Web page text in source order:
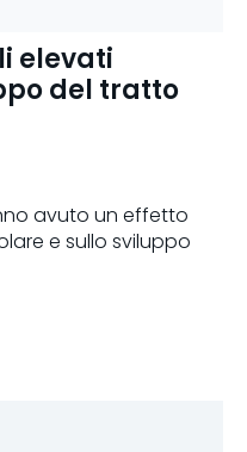
elevati
del tratto
avuto un effetto
e sullo sviluppo